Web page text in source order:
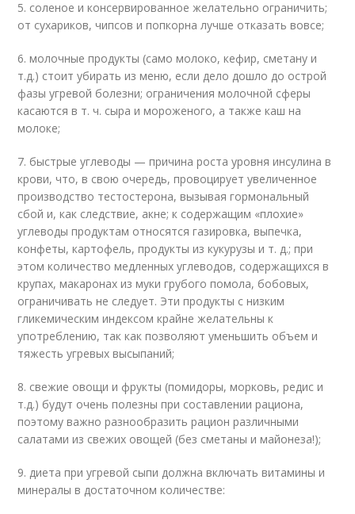
5. соленое и консервированное желательно ограничить;
от сухариков, чипсов и попкорна лучше отказать вовсе;
6. молочные продукты (само молоко, кефир, сметану и
т.д.) стоит убирать из меню, если дело дошло до острой
фазы угревой болезни; ограничения молочной сферы
касаются в т. ч. сыра и мороженого, а также каш на
молоке;
7. быстрые углеводы — причина роста уровня инсулина в
крови, что, в свою очередь, провоцирует увеличенное
производство тестостерона, вызывая гормональный
сбой и, как следствие, акне; к содержащим «плохие»
углеводы продуктам относятся газировка, выпечка,
конфеты, картофель, продукты из кукурузы и т. д.; при
этом количество медленных углеводов, содержащихся в
крупах, макаронах из муки грубого помола, бобовых,
ограничивать не следует. Эти продукты с низким
гликемическим индексом крайне желательны к
употреблению, так как позволяют уменьшить объем и
тяжесть угревых высыпаний;
8. свежие овощи и фрукты (помидоры, морковь, редис и
т.д.) будут очень полезны при составлении рациона,
поэтому важно разнообразить рацион различными
салатами из свежих овощей (без сметаны и майонеза!);
9. диета при угревой сыпи должна включать витамины и
минералы в достаточном количестве: